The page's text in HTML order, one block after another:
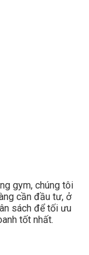
gym, chúng tôi
cần đầu tư, ở
sách để tối ưu
tốt nhất.